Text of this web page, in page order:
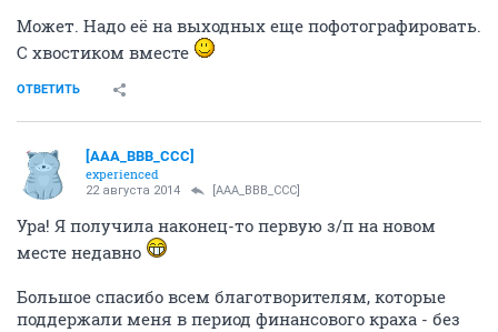
Может. Надо её на выходных еще пофотографировать.
С хвостиком вместе
ОТВЕТИТЬ
[AAA_BBB_CCC]
experienced
22 августа 2014 [AAA_BBB_CCC]
Ура! Я получила наконец-то первую з/п на новом
месте недавно
Большое спасибо всем благотворителям, которые
поддержали меня в период финансового краха - без